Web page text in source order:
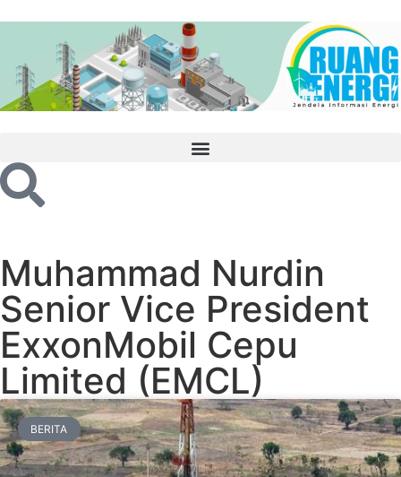
Muhammad Nurdin
Senior Vice President
ExxonMobil Cepu
Limited (EMCL)
BERITA